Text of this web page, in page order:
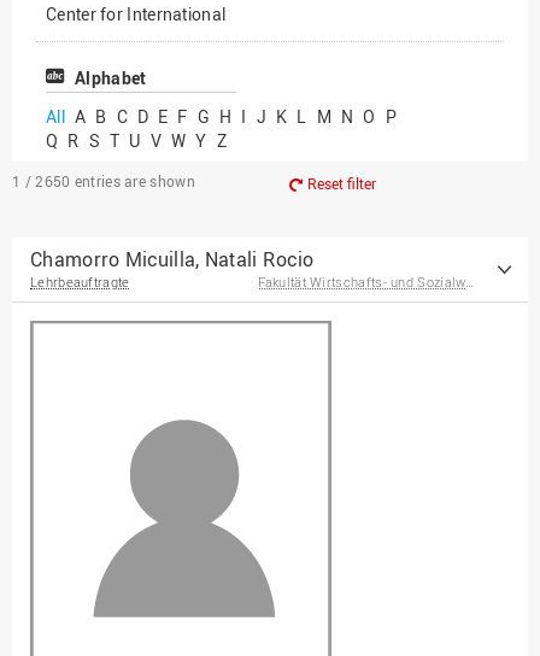
Center for International
Mobility
Center for International
Chancengerechtigkeit
eLearning Competence
Fakultät
Agrarwissenschaften und
und Informatik
Fakultät Management,
Kultur und Technik
Fakultät Wirtschafts- und
Sozialwissenschaften
Finanzen
Professor*innen im
Alphabet
All A B C D E F G H I J K L M N O P
Q R S T U V W Y Z
1 / 2650 entries are shown Reset filter
Chamorro Micuilla, Natali Rocio
Lehrbeauftragte